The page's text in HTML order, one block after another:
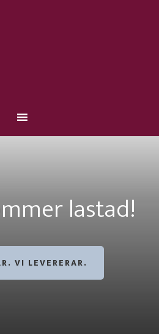
lastad!
VI LEVERERAR.